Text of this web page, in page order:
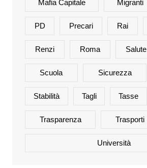
Mafia Capitale Migranti
PD Precari Rai
Renzi Roma Salute
Scuola Sicurezza
Stabilità Tagli Tasse
Trasparenza Trasporti
Università